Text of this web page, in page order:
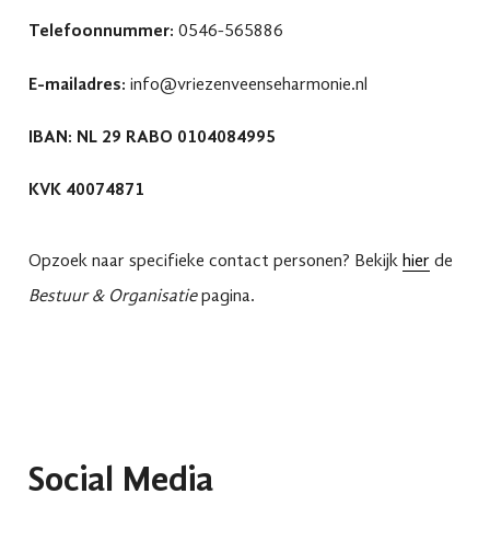
Telefoonnummer: 0546-565886
E-mailadres: info@vriezenveenseharmonie.nl
IBAN: NL 29 RABO 0104084995
KVK 40074871
Opzoek naar specifieke contact personen? Bekijk hierde
Bestuur & Organisatiepagina.
Social Media